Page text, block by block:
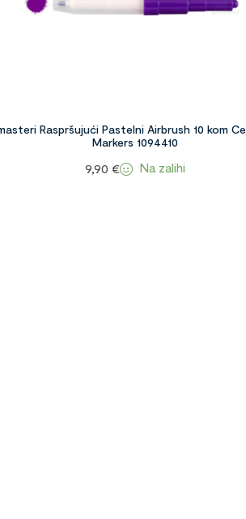
Raspršujući Pastelni Airbrush 10 kom
Markers 1094410
9,90€ Na zalihi